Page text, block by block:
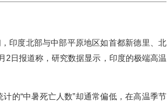
印度北部与中部平原地区如首都新德里、北
2日报道称，研究数据显示，印度的极端高温
的“中暑死亡人数”却通常偏低，在高温季节